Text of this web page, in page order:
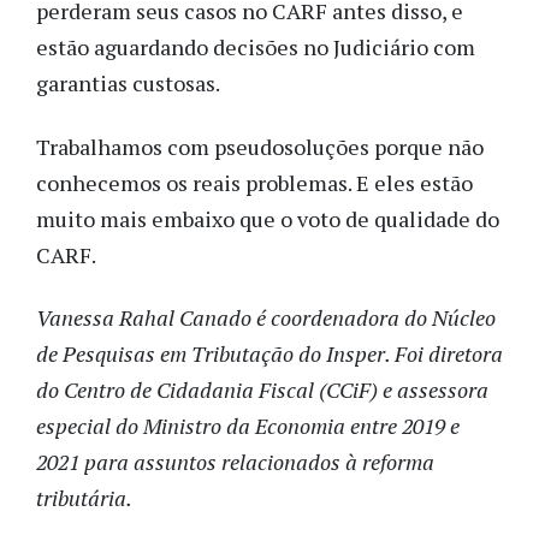
perderam seus casos no CARF antes disso, e
estão aguardando decisões no Judiciário com
garantias custosas.
Trabalhamos com pseudosoluções porque não
conhecemos os reais problemas. E eles estão
muito mais embaixo que o voto de qualidade do
CARF.
Vanessa Rahal Canado é coordenadora do Núcleo
de Pesquisas em Tributação do Insper. Foi diretora
do Centro de Cidadania Fiscal (CCiF) e assessora
especial do Ministro da Economia entre 2019 e
2021 para assuntos relacionados à reforma
tributária.